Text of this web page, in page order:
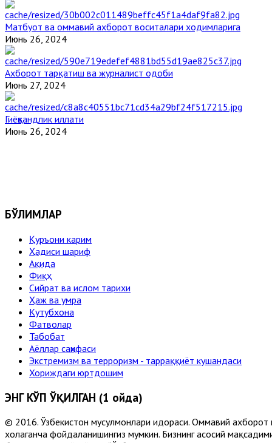
Матбуот ва оммавий ахборот воситалари ходимларига
Июнь 26, 2024
Ахборот тарқатиш ва журналист одоби
Июнь 27, 2024
Гиёҳвандлик иллати
Июнь 26, 2024
БЎЛИМЛАР
Қуръони карим
Ҳадиси шариф
Ақида
Фиқҳ
Сийрат ва ислом тарихи
Ҳаж ва умра
Кутубхона
Фатволар
Табобат
Аёллар саҳифаси
Экстремизм ва терроризм - тарраққиёт кушандаси
Хориждаги юртдошим
ЭНГ КЎП ЎҚИЛГАН (1 ойда)
© 2016. Ўзбекистон мусулмонлари идораси. Оммавий ахборот
хоҳлаганча фойдаланишингиз мумкин. Бизнинг асосий